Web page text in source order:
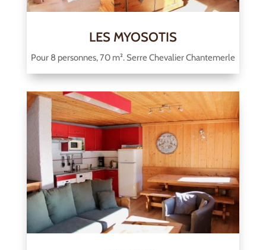
LES MYOSOTIS
Pour 8 personnes, 70 m². Serre Chevalier Chantemerle